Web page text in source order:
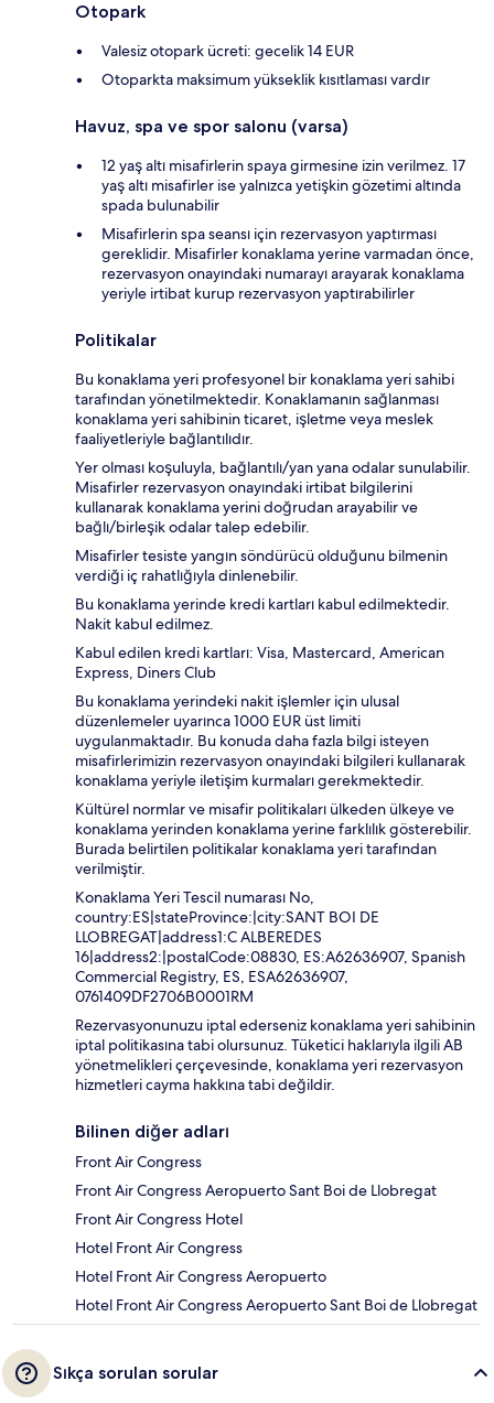
Otopark
Valesiz otopark ücreti: gecelik 14 EUR
Otoparkta maksimum yükseklik kısıtlaması vardır
Havuz, spa ve spor salonu (varsa)
12 yaş altı misafirlerin spaya girmesine izin verilmez. 17
yaş altı misafirler ise yalnızca yetişkin gözetimi altında
spada bulunabilir
Misafirlerin spa seansı için rezervasyon yaptırması
gereklidir. Misafirler konaklama yerine varmadan önce,
rezervasyon onayındaki numarayı arayarak konaklama
yeriyle irtibat kurup rezervasyon yaptırabilirler
Politikalar
Bu konaklama yeri profesyonel bir konaklama yeri sahibi
tarafından yönetilmektedir. Konaklamanın sağlanması
konaklama yeri sahibinin ticaret, işletme veya meslek
faaliyetleriyle bağlantılıdır.
Yer olması koşuluyla, bağlantılı/yan yana odalar sunulabilir.
Misafirler rezervasyon onayındaki irtibat bilgilerini
kullanarak konaklama yerini doğrudan arayabilir ve
bağlı/birleşik odalar talep edebilir.
Misafirler tesiste yangın söndürücü olduğunu bilmenin
verdiği iç rahatlığıyla dinlenebilir.
Bu konaklama yerinde kredi kartları kabul edilmektedir.
Nakit kabul edilmez.
Kabul edilen kredi kartları: Visa, Mastercard, American
Express, Diners Club
Bu konaklama yerindeki nakit işlemler için ulusal
düzenlemeler uyarınca 1000 EUR üst limiti
uygulanmaktadır. Bu konuda daha fazla bilgi isteyen
misafirlerimizin rezervasyon onayındaki bilgileri kullanarak
konaklama yeriyle iletişim kurmaları gerekmektedir.
Kültürel normlar ve misafir politikaları ülkeden ülkeye ve
konaklama yerinden konaklama yerine farklılık gösterebilir.
Burada belirtilen politikalar konaklama yeri tarafından
verilmiştir.
Konaklama Yeri Tescil numarası No,
country:ES|stateProvince:|city:SANT BOI DE
LLOBREGAT|address1:C ALBEREDES
16|address2:|postalCode:08830, ES:A62636907, Spanish
Commercial Registry, ES, ESA62636907,
0761409DF2706B0001RM
Rezervasyonunuzu iptal ederseniz konaklama yeri sahibinin
iptal politikasına tabi olursunuz. Tüketici haklarıyla ilgili AB
yönetmelikleri çerçevesinde, konaklama yeri rezervasyon
hizmetleri cayma hakkına tabi değildir.
Bilinen diğer adları
Front Air Congress
Front Air Congress Aeropuerto Sant Boi de Llobregat
Front Air Congress Hotel
Hotel Front Air Congress
Hotel Front Air Congress Aeropuerto
Hotel Front Air Congress Aeropuerto Sant Boi de Llobregat
Sıkça sorulan sorular